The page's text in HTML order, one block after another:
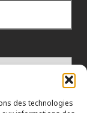
des technologies